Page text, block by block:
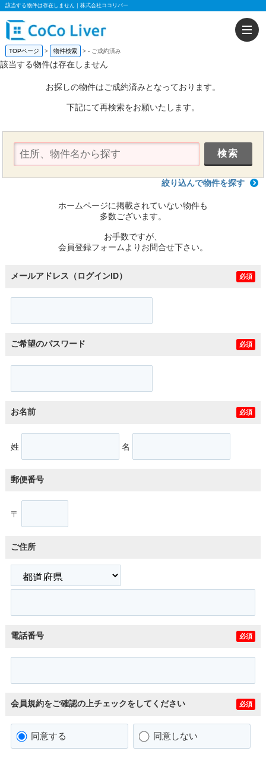
該当する物件は存在しません｜株式会社ココリバー
TOPページ 物件検索 - ご成約済み
該当する物件は存在しません
お探しの物件はご成約済みとなっております。
下記にて再検索をお願いたします。
絞り込んで物件を探す
ホームページに掲載されていない物件も
多数ございます。
お手数ですが、
会員登録フォームよりお問合せ下さい。
メールアドレス（ログインID） 必須
ご希望のパスワード 必須
お名前 必須
姓 名
郵便番号
〒
ご住所
電話番号 必須
会員規約をご確認の上チェックをしてください 必須
同意する 同意しない